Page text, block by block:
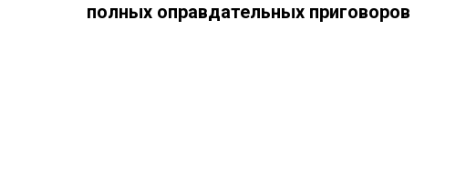
полных оправдательных приговоров